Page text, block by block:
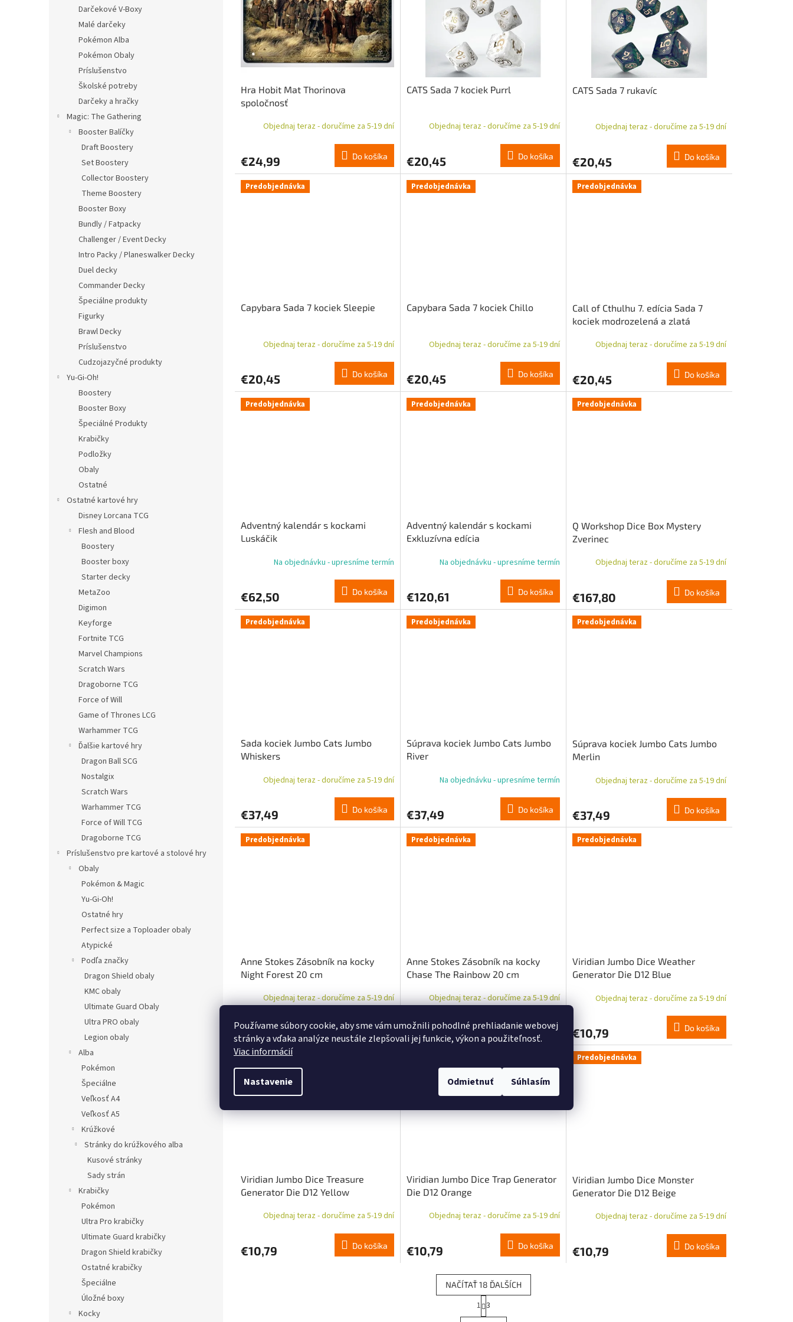
Používame súbory cookie, aby sme vám umožnili pohodlné prehliadanie webovej
stránky a vďaka analýze neustále zlepšovali jej funkcie, výkon a použiteľnosť.
Viac informácií
Nastavenie Odmietnuť Súhlasím
Darčekové V-Boxy
Malé darčeky
Pokémon Alba
Pokémon Obaly
Príslušenstvo
Školské potreby
Darčeky a hračky
Magic: The Gathering
Booster Balíčky
Draft Boostery
Set Boostery
Collector Boostery
Theme Boostery
Booster Boxy
Bundly / Fatpacky
Challenger / Event Decky
Intro Packy / Planeswalker Decky
Duel decky
Commander Decky
Špeciálne produkty
Figurky
Brawl Decky
Príslušenstvo
Cudzojazyčné produkty
Yu-Gi-Oh!
Boostery
Booster Boxy
Špeciálné Produkty
Krabičky
Podložky
Obaly
Ostatné
Ostatné kartové hry
Disney Lorcana TCG
Flesh and Blood
Boostery
Booster boxy
Starter decky
MetaZoo
Digimon
Keyforge
Fortnite TCG
Marvel Champions
Scratch Wars
Dragoborne TCG
Force of Will
Game of Thrones LCG
Warhammer TCG
Ďalšie kartové hry
Dragon Ball SCG
Nostalgix
Scratch Wars
Warhammer TCG
Force of Will TCG
Dragoborne TCG
Príslušenstvo pre kartové a stolové hry
Obaly
Pokémon & Magic
Yu-Gi-Oh!
Ostatné hry
Perfect size a Toploader obaly
Atypické
Podľa značky
Dragon Shield obaly
KMC obaly
Ultimate Guard Obaly
Ultra PRO obaly
Legion obaly
Alba
Pokémon
Špeciálne
Veľkosť A4
Veľkosť A5
Krúžkové
Stránky do krúžkového alba
Kusové stránky
Sady strán
Krabičky
Pokémon
Ultra Pro krabičky
Ultimate Guard krabičky
Dragon Shield krabičky
Ostatné krabičky
Špeciálne
Úložné boxy
Kocky
Hra Hobit Mat Thorinova
spoločnosť
Objednaj teraz - doručíme za 5-19 dní
€24,99 Do košíka
CATS Sada 7 kociek Purrl
Objednaj teraz - doručíme za 5-19 dní
€20,45 Do košíka
CATS Sada 7 rukavíc
Objednaj teraz - doručíme za 5-19 dní
€20,45 Do košíka
Predobjednávka
Capybara Sada 7 kociek Sleepie
Objednaj teraz - doručíme za 5-19 dní
€20,45 Do košíka
Predobjednávka
Capybara Sada 7 kociek Chillo
Objednaj teraz - doručíme za 5-19 dní
€20,45 Do košíka
Predobjednávka
Call of Cthulhu 7. edícia Sada 7
kociek modrozelená a zlatá
Objednaj teraz - doručíme za 5-19 dní
€20,45 Do košíka
Predobjednávka
Adventný kalendár s kockami
Luskáčik
Na objednávku - upresníme termín
€62,50 Do košíka
Predobjednávka
Adventný kalendár s kockami
Exkluzívna edícia
Na objednávku - upresníme termín
€120,61 Do košíka
Predobjednávka
Q Workshop Dice Box Mystery
Zverinec
Objednaj teraz - doručíme za 5-19 dní
€167,80 Do košíka
Predobjednávka
Sada kociek Jumbo Cats Jumbo
Whiskers
Objednaj teraz - doručíme za 5-19 dní
€37,49 Do košíka
Predobjednávka
Súprava kociek Jumbo Cats Jumbo
River
Na objednávku - upresníme termín
€37,49 Do košíka
Predobjednávka
Súprava kociek Jumbo Cats Jumbo
Merlin
Objednaj teraz - doručíme za 5-19 dní
€37,49 Do košíka
Predobjednávka
Anne Stokes Zásobník na kocky
Night Forest 20 cm
Objednaj teraz - doručíme za 5-19 dní
€42,61 Do košíka
Predobjednávka
Anne Stokes Zásobník na kocky
Chase The Rainbow 20 cm
Objednaj teraz - doručíme za 5-19 dní
€42,61 Do košíka
Predobjednávka
Viridian Jumbo Dice Weather
Generator Die D12 Blue
Objednaj teraz - doručíme za 5-19 dní
€10,79 Do košíka
Predobjednávka
Viridian Jumbo Dice Treasure
Generator Die D12 Yellow
Objednaj teraz - doručíme za 5-19 dní
€10,79 Do košíka
Viridian Jumbo Dice Trap Generator
Die D12 Orange
Objednaj teraz - doručíme za 5-19 dní
€10,79 Do košíka
Predobjednávka
Viridian Jumbo Dice Monster
Generator Die D12 Beige
Objednaj teraz - doručíme za 5-19 dní
€10,79 Do košíka
O
NAČÍTAŤ 18 ĎALŠÍCH
S
t
r
1 3